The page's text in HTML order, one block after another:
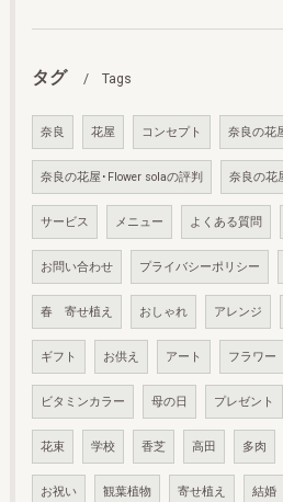
タグ Tags
奈良 花屋 コンセプト 奈良の花
奈良の花屋･Flower solaの評判 奈良の花
サービス メニュー よくある質問
お問い合わせ プライバシーポリシー
春 寄せ植え おしゃれ アレンジ
ギフト お供え アート フラワー
ビタミンカラー 母の日 プレゼント
花束 学校 香芝 高田 多肉
お祝い 観葉植物 寄せ植え 結婚